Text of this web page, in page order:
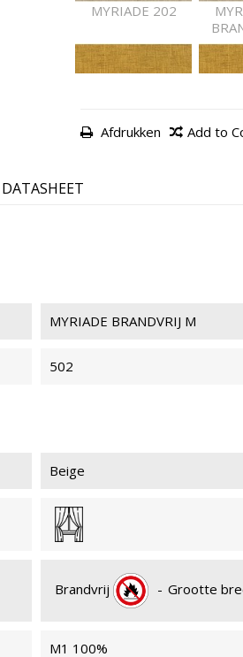
MYRIADE 202
MYRIADE 501
MYRIADE 901
Afdrukken Add to
DATASHEET
MYRIADE BRANDVRIJ M
502
Beige
Brandvrij - Grootte
M1 100%